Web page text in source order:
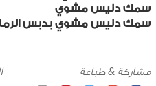
سمك دنيس مشوي
سمك دنيس مشوي بدبس
مشاركة & طباعة